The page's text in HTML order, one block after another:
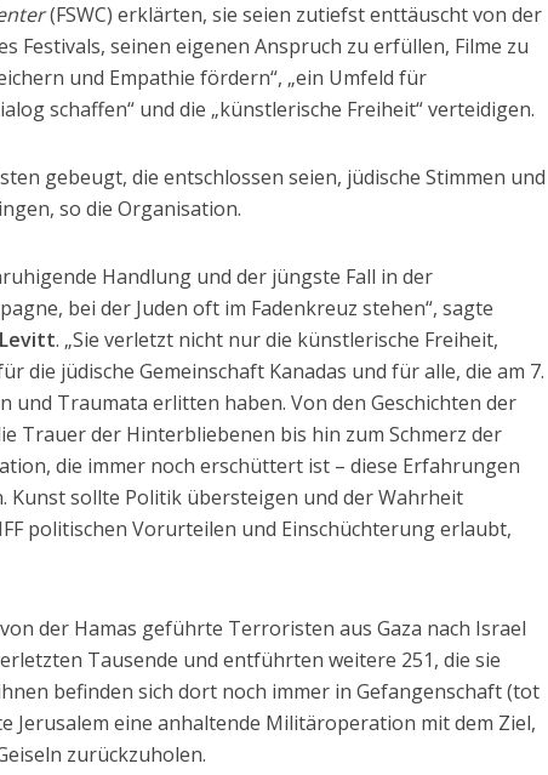
(FSWC) erklärten, sie seien zutiefst enttäuscht von der
Festivals, seinen eigenen Anspruch zu erfüllen, Filme zu
und Empathie fördern“, „ein Umfeld für
schaffen“ und die „künstlerische Freiheit“ verteidigen.
gebeugt, die entschlossen seien, jüdische Stimmen und
so die Organisation.
Handlung und der jüngste Fall in der
bei der Juden oft im Fadenkreuz stehen“, sagte
. „Sie verletzt nicht nur die künstlerische Freiheit,
die jüdische Gemeinschaft Kanadas und für alle, die am 7.
Traumata erlitten haben. Von den Geschichten der
Trauer der Hinterbliebenen bis hin zum Schmerz der
die immer noch erschüttert ist – diese Erfahrungen
Kunst sollte Politik übersteigen und der Wahrheit
politischen Vorurteilen und Einschüchterung erlaubt,
der Hamas geführte Terroristen aus Gaza nach Israel
Tausende und entführten weitere 251, die sie
befinden sich dort noch immer in Gefangenschaft (tot
Jerusalem eine anhaltende Militäroperation mit dem Ziel,
zurückzuholen.